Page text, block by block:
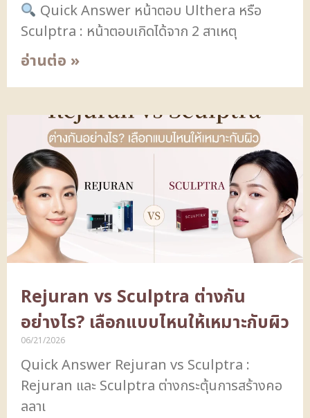
Quick Answer หน้าตอบ Ulthera หรือ
Sculptra : หน้าตอบเกิดได้จาก 2 สาเหตุ
อ่านต่อ »
Rejuran vs Sculptra ต่างกัน
อย่างไร? เลือกแบบไหนให้เหมาะกับผิว
06/21/2026
Quick Answer Rejuran vs Sculptra :
Rejuran และ Sculptra ต่างกระตุ้นการสร้างคอ
ลลาเ